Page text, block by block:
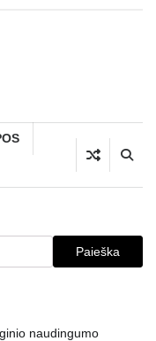
Paieška
naudingumo